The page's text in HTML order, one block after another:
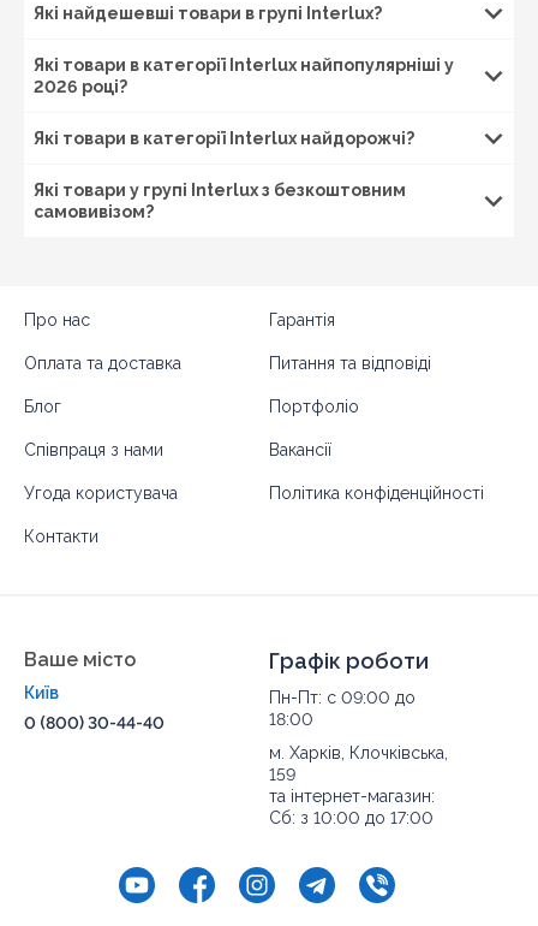
Які найдешевші товари в групі Interlux?
Які товари в категорії Interlux найпопулярніші у
2026 році?
Які товари в категорії Interlux найдорожчі?
Які товари у групі Interlux з безкоштовним
самовивізом?
Про нас Гарантія
Оплата та доставка Питання та відповіді
Блог Портфоліо
Співпраця з нами Вакансії
Угода користувача Політика конфіденційності
Контакти
Ваше місто
Київ
0 (800) 30-44-40
Графік роботи
Пн-Пт: с 09:00 до
18:00
м. Харків, Клочківська,
159
та інтернет-магазин:
Сб: з 10:00 до 17:00